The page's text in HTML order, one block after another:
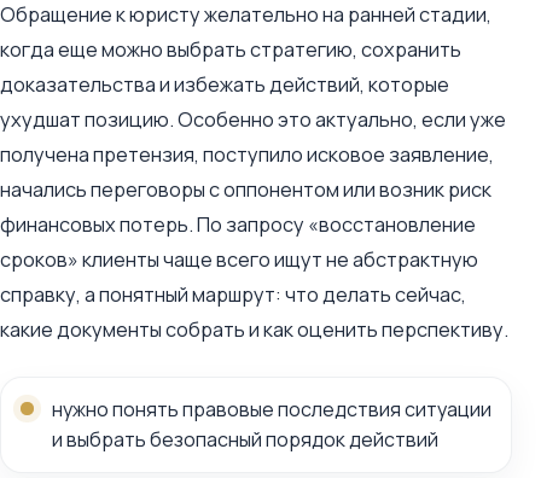
Обращение к юристу желательно на ранней стадии,
когда еще можно выбрать стратегию, сохранить
доказательства и избежать действий, которые
ухудшат позицию. Особенно это актуально, если уже
получена претензия, поступило исковое заявление,
начались переговоры с оппонентом или возник риск
финансовых потерь. По запросу «восстановление
сроков» клиенты чаще всего ищут не абстрактную
справку, а понятный маршрут: что делать сейчас,
какие документы собрать и как оценить перспективу.
нужно понять правовые последствия ситуации
и выбрать безопасный порядок действий